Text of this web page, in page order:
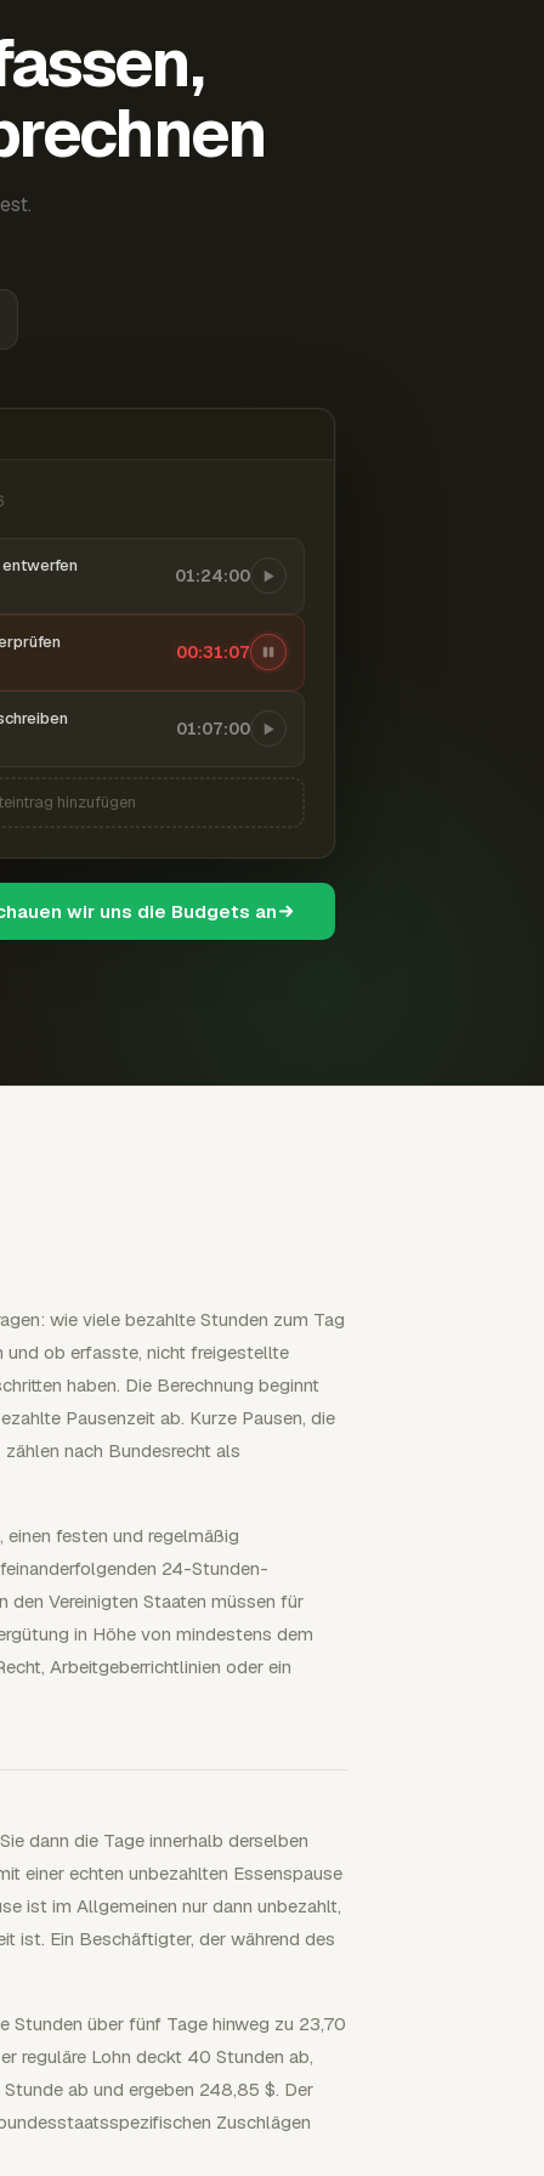
01:24:00
00:31:08
01:07:00
hinzufügen
wir uns die Budgets an
wie viele bezahlte Stunden zum Tag
und ob erfasste, nicht freigestellte
haben. Die Berechnung beginnt
Pausenzeit ab. Kurze Pausen, die
nach Bundesrecht als
festen und regelmäßig
24-Stunden-
Vereinigten Staaten müssen für
in Höhe von mindestens dem
Arbeitgeberrichtlinien oder ein
dann die Tage innerhalb derselben
einer echten unbezahlten Essenspause
ist im Allgemeinen nur dann unbezahlt,
ist. Ein Beschäftigter, der während des
Stunden über fünf Tage hinweg zu 23,70
reguläre Lohn deckt 40 Stunden ab,
ab und ergeben 248,85 $. Der
Zuschlägen